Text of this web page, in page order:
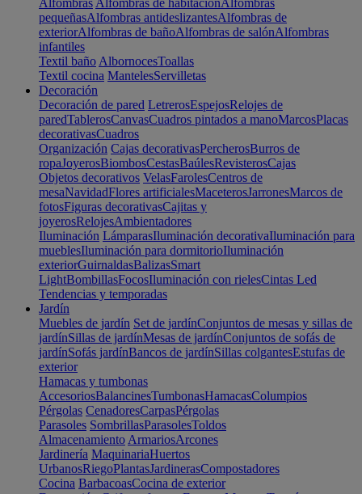
Alfombras Alfombras de habitaciónAlfombras
pequeñasAlfombras antideslizantesAlfombras de
exteriorAlfombras de bañoAlfombras de salónAlfombras
infantiles
Textil baño AlbornocesToallas
Textil cocina MantelesServilletas
Decoración
Decoración de pared LetrerosEspejosRelojes de
paredTablerosCanvasCuadros pintados a manoMarcosPlacas
decorativasCuadros
Organización Cajas decorativasPercherosBurros de
ropaJoyerosBiombosCestasBaúlesRevisterosCajas
Objetos decorativos VelasFarolesCentros de
mesaNavidadFlores artificialesMaceterosJarronesMarcos de
fotosFiguras decorativasCajitas y
joyerosRelojesAmbientadores
Iluminación LámparasIluminación decorativaIluminación para
mueblesIluminación para dormitorioIluminación
exteriorGuirnaldasBalizasSmart
LightBombillasFocosIluminación con rielesCintas Led
Tendencias y temporadas
Jardín
Muebles de jardín Set de jardínConjuntos de mesas y sillas de
jardínSillas de jardínMesas de jardínConjuntos de sofás de
jardínSofás jardínBancos de jardínSillas colgantesEstufas de
exterior
Hamacas y tumbonas
AccesoriosBalancinesTumbonasHamacasColumpios
Pérgolas CenadoresCarpasPérgolas
Parasoles SombrillasParasolesToldos
Almacenamiento ArmariosArcones
Jardinería MaquinariaHuertos
UrbanosRiegoPlantasJardinerasCompostadores
Cocina BarbacoasCocina de exterior